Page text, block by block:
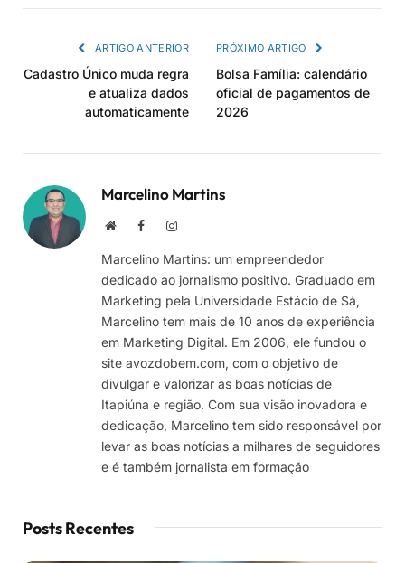
ARTIGO ANTERIOR
Cadastro Único muda regra
e atualiza dados
automaticamente
PRÓXIMO ARTIGO
Bolsa Família: calendário
oficial de pagamentos de
2026
Marcelino Martins
Site FacebookInstagram
Marcelino Martins: um empreendedor
dedicado ao jornalismo positivo. Graduado em
Marketing pela Universidade Estácio de Sá,
Marcelino tem mais de 10 anos de experiência
em Marketing Digital. Em 2006, ele fundou o
site avozdobem.com, com o objetivo de
divulgar e valorizar as boas notícias de
Itapiúna e região. Com sua visão inovadora e
dedicação, Marcelino tem sido responsável por
levar as boas notícias a milhares de seguidores
e é também jornalista em formação
Posts Recentes